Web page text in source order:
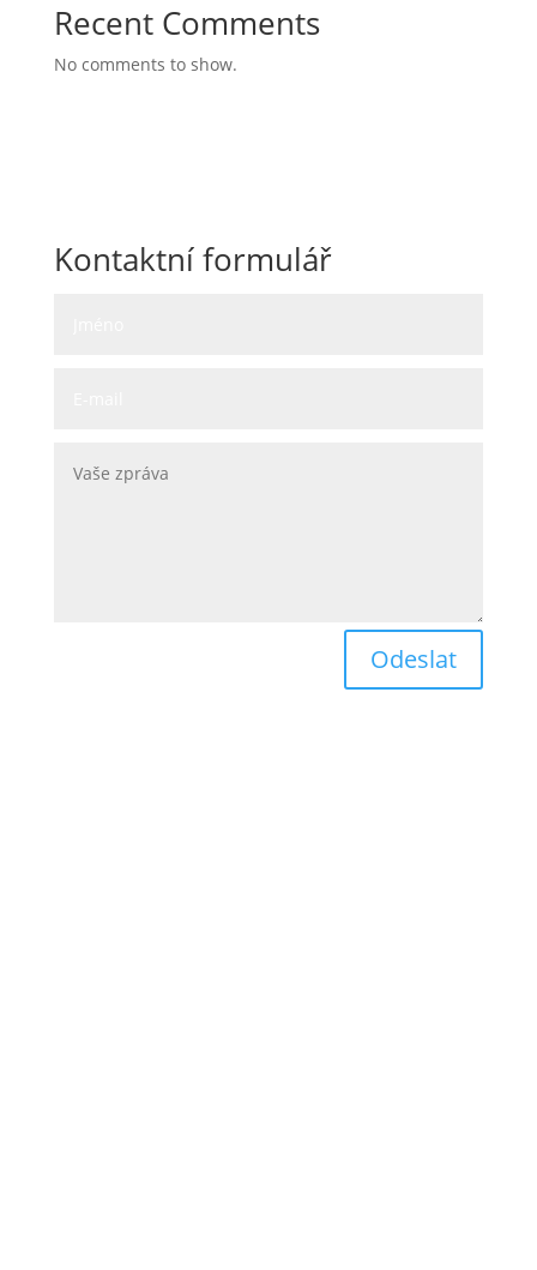
Recent Comments
No comments to show.
Kontaktní formulář
Odeslat